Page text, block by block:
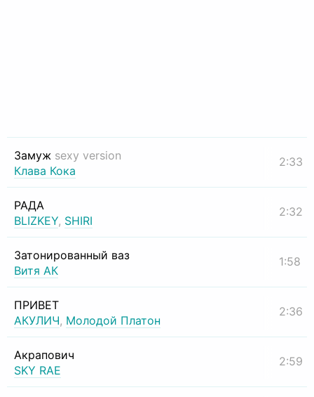
Замуж sexy version
Клава Кока
2:33
РАДА
BLIZKEY, SHIRI
2:32
Затонированный ваз
Витя АК
1:58
ПРИВЕТ
АКУЛИЧ, Молодой Платон
2:36
Акрапович
SKY RAE
2:59